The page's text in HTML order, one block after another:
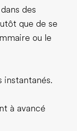
des
que de se
ou le
instantanés.
à avancé